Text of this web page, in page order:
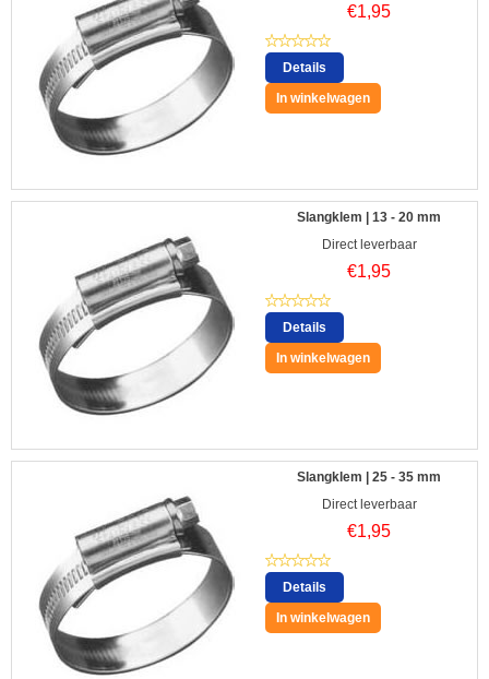
€1,95
Details
In winkelwagen
Slangklem | 13 - 20 mm
Direct leverbaar
€1,95
Details
In winkelwagen
Slangklem | 25 - 35 mm
Direct leverbaar
€1,95
Details
In winkelwagen